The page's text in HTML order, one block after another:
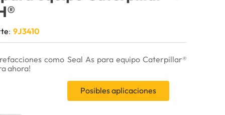
: 9J3410
como Seal As para equipo Caterpillar®
ahora!
Posibles aplicaciones